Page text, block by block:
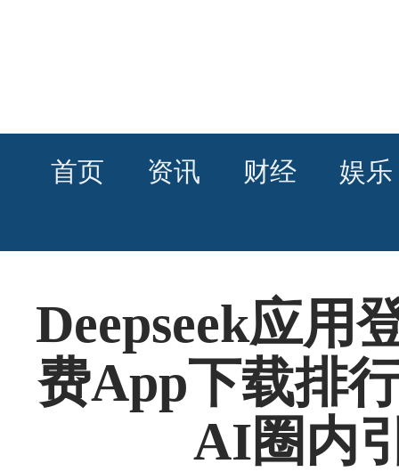
首页 资讯 财经 娱乐
Deepseek应用
费App下载排
AI圈内